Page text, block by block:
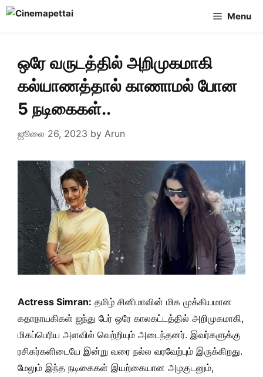
Skip
Menu
ஒரே வருடத்தில் அறிமுகமாகி
கல்யாணத்தால் காணாமல் போன
5 நடிகைகள்..
ஜூலை 26, 2023 by Arun
Actress Simran: தமிழ் சினிமாவின் மிக முக்கியமான
கதாநாயகிகள் ஐந்து பேர் ஒரே காலகட்டத்தில் அறிமுகமாகி,
மிகப்பெரிய அளவில் வெற்றியும் அடைந்தனர். இவர்களுக்கு
ரசிகர்களிடையே இன்று வரை நல்ல வரவேற்பும் இருக்கிறது.
மேலும் இந்த நடிகைகள் இயற்கையான அழகுடனும்,